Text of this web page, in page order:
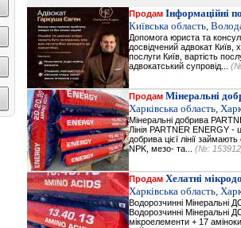
Продам Інформаційні
Київська область,
Допомога юриста та
досвідчений адвокат
послуги Київ, вартість
адвокатський супровід...
Продам Мінеральні
Харківська область,
Мінеральні добрива
Лінія PARTNER ENERGY -
добрива цієї лінії
NPK, мезо- та... (№:
Продам Хелатні
Харківська область,
Водорозчинні Мiнеральнi
Водорозчинні Мiнеральнi
мікроелементи + 17